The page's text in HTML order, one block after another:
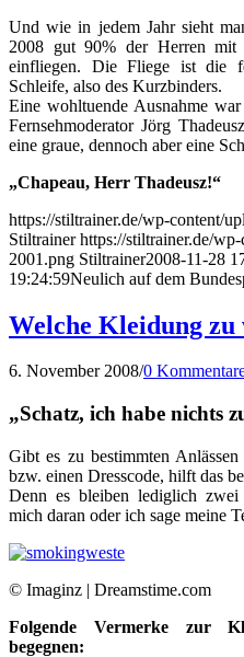
Und wie in jedem Jahr sieht
2008 gut 90% der Herren mit
einfliegen. Die Fliege ist die
Schleife, also des Kurzbinders.
Eine wohltuende Ausnahme
Fernsehmoderator Jörg
eine graue, dennoch aber eine
„Chapeau, Herr Thadeusz!“
https://stiltrainer.de/wp-content/
Stiltrainer https://stiltrainer.de/
2001.png Stiltrainer2008-11-28
19:24:59Neulich auf dem
Welche Kleidung zu
6. November 2008/0
„Schatz, ich habe nichts
Gibt es zu bestimmten
bzw. einen Dresscode, hilft das
Denn es bleiben lediglich
mich daran oder ich sage meine
© Imaginz | Dreamstime.com
Folgende Vermerke zur
begegnen: